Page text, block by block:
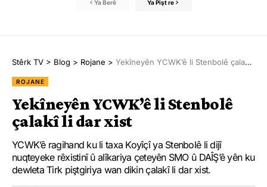
Ya Berê Ya Pişt re
Stêrk TV > Blog > Rojane > Yekîneyên YCWK’ê li Stenbolê çalakî li dar xist
ROJANE
Yekîneyên YCWK’ê li Stenbolê
çalakî li dar xist
YCWK’ê ragihand ku li taxa Koyîçî ya Stenbolê li dijî
nuqteyeke rêxistinî û alîkariya çeteyên SMO û DAÎŞ’ê yên ku
dewleta Tirk piştgiriya wan dikin çalakî li dar xist.